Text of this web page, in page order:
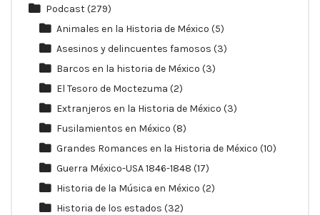
Podcast(279)
Animales en la Historia de México (5)
Asesinos y delincuentes famosos (3)
Barcos en la historia de México (3)
El Tesoro de Moctezuma (2)
Extranjeros en la Historia de México (3)
Fusilamientos en México (8)
Grandes Romances en la Historia de México (10)
Guerra México-USA 1846-1848 (17)
Historia de la Música en México (2)
Historia de los estados (32)